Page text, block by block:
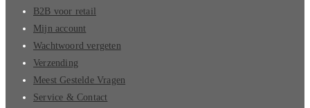
B2B voor retail
Mijn account
Wachtwoord vergeten
Verzending
Meest Gestelde Vragen
Service & Contact